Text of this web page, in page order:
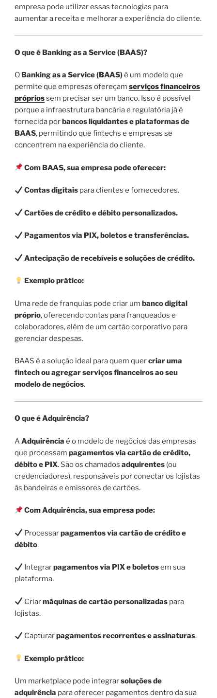
empresa pode utilizar essas tecnologias para
aumentar a receita e melhorar a experiência do cliente.
O que é Banking as a Service (BAAS)?
O Banking as a Service (BAAS)é um modelo que
permite que empresas ofereçam serviços financeiros
própriossem precisar ser um banco. Isso é possível
porque a infraestrutura bancária e regulatória já é
fornecida porbancos liquidantes e plataformas de
BAAS, permitindo que fintechs e empresas se
concentrem na experiência do cliente.
Com BAAS, sua empresa pode oferecer:
Contas digitais para clientes e fornecedores.
Cartões de crédito e débito personalizados.
Pagamentos via PIX, boletos e transferências.
Antecipação de recebíveis e soluções de crédito.
Exemplo prático:
Uma rede de franquias pode criar um banco digital
próprio, oferecendo contas para franqueados e
colaboradores, além de um cartão corporativo para
gerenciar despesas.
BAAS é a solução ideal para quem quercriar uma
fintech ou agregar serviços financeiros ao seu
modelo de negócios.
O que é Adquirência?
AAdquirência é o modelo de negócios das empresas
que processam pagamentos via cartão de crédito,
débito e PIX. São os chamados adquirentes (ou
credenciadores), responsáveis por conectar os lojistas
às bandeiras e emissores de cartões.
Com Adquirência, sua empresa pode:
Processarpagamentos via cartão de crédito e
débito.
Integrarpagamentos via PIX e boletosem sua
plataforma.
Criarmáquinas de cartão personalizadas para
lojistas.
Capturarpagamentos recorrentes e assinaturas.
Exemplo prático:
Um marketplace pode integrarsoluções de
adquirência para oferecer pagamentos dentro da sua